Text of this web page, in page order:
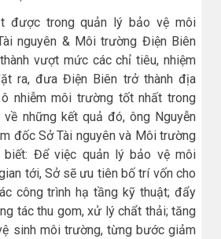
được trong quản lý bảo vệ môi
nguyên & Môi trường Điện Biên
vượt mức các chỉ tiêu, nhiệm
ra, đưa Điện Biên trở thành địa
nhiễm môi trường tốt nhất trong
về những kết quả đó, ông Nguyễn
đốc Sở Tài nguyên và Môi trường
biết: Để việc quản lý bảo vệ môi
tới, Sở sẽ ưu tiên bố trí vốn cho
công trình hạ tầng kỹ thuật; đẩy
tác thu gom, xử lý chẩt thải; tăng
sinh môi trường, từng bước giảm